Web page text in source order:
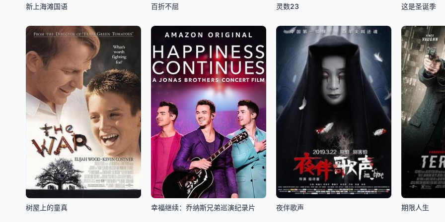
新上海滩国语 百折不屈 灵数23 这是圣诞季
树屋上的童真 幸福继续：乔纳斯兄弟巡演纪录片 夜伴歌声 期限人生